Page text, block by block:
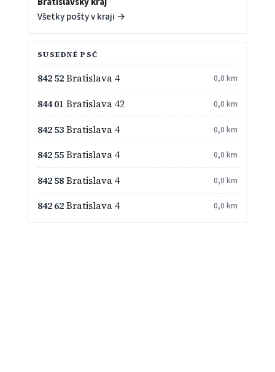
Všetky pošty v kraji →
SUSEDNÉ PSČ
842 52Bratislava 4 0,0 km
844 01 Bratislava 42 0,0 km
842 53Bratislava 4 0,0 km
842 55Bratislava 4 0,0 km
842 58Bratislava 4 0,0 km
842 62Bratislava 4 0,0 km